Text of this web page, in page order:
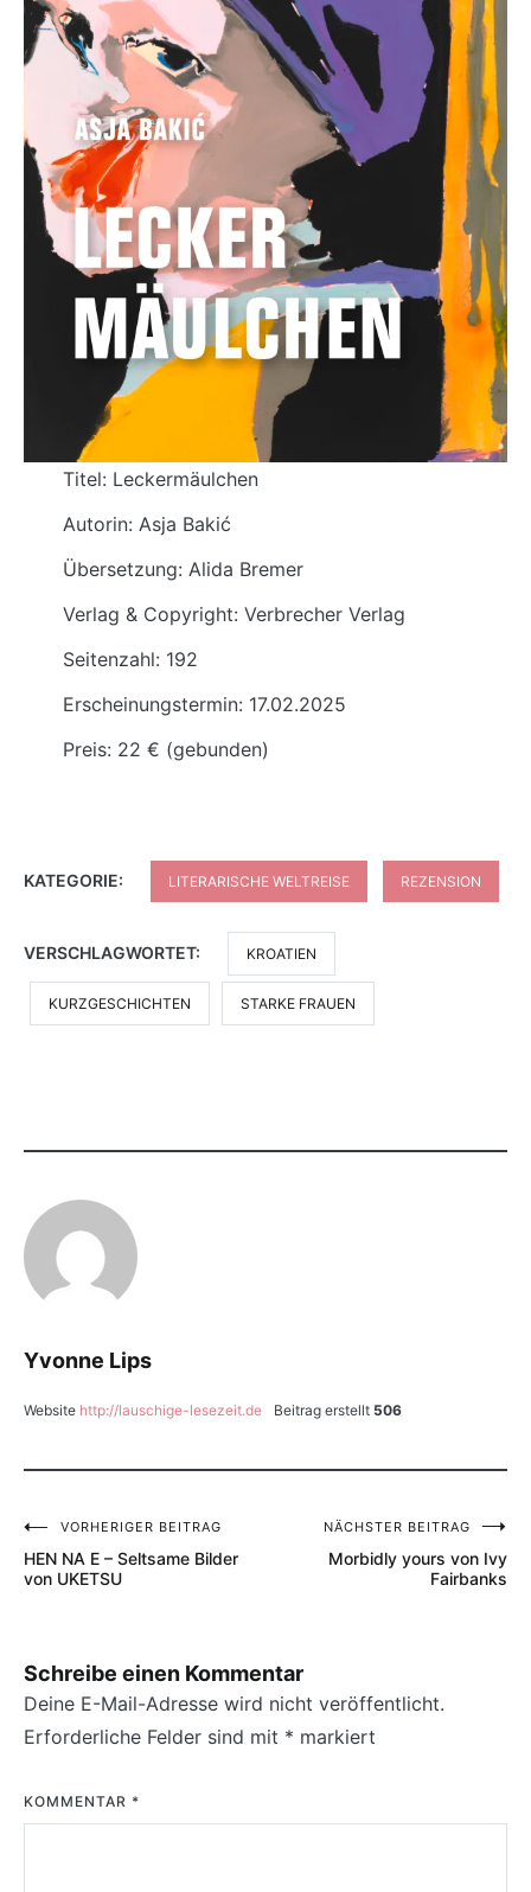
Titel: Leckermäulchen
Autorin: Asja Bakić
Übersetzung: Alida Bremer
Verlag & Copyright: Verbrecher Verlag
Seitenzahl: 192
Erscheinungstermin: 17.02.2025
Preis: 22 € (gebunden)
KATEGORIE: LITERARISCHE WELTREISE REZENSION
VERSCHLAGWORTET: KROATIEN
KURZGESCHICHTEN STARKE FRAUEN
Yvonne Lips
Website http://lauschige-lesezeit.de Beitrag erstellt 506
Beitragsnavigation
VORHERIGER BEITRAG
HEN NA E – Seltsame Bilder
von UKETSU
NÄCHSTER BEITRAG
Morbidly yours von Ivy
Fairbanks
Schreibe einen Kommentar
Deine E-Mail-Adresse wird nicht veröffentlicht.
Erforderliche Felder sind mit * markiert
KOMMENTAR *